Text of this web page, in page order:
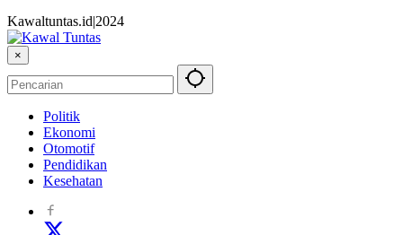
Kawaltuntas.id|2024
×
Politik
Ekonomi
Otomotif
Pendidikan
Kesehatan